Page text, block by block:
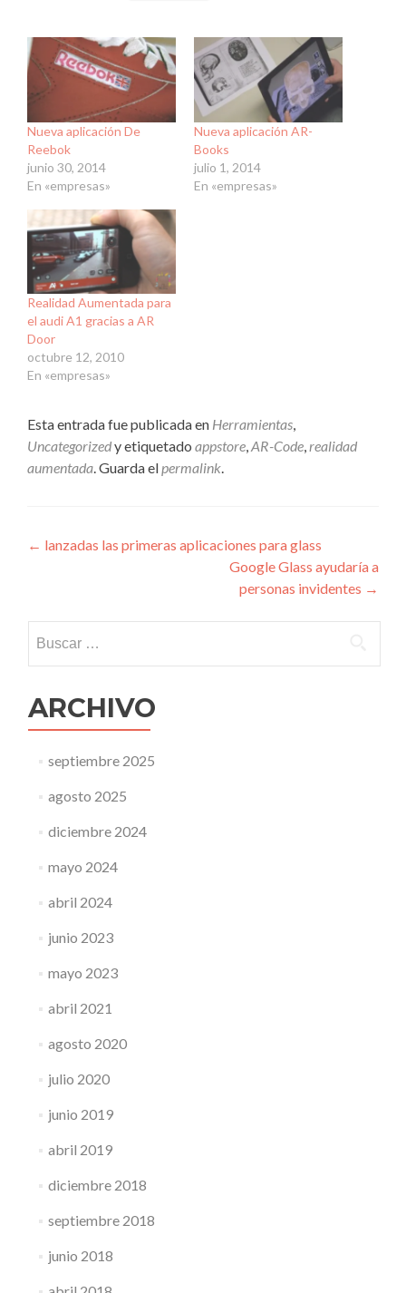
Nueva aplicación De
Reebok
junio 30, 2014
En «empresas»
Nueva aplicación AR-
Books
julio 1, 2014
En «empresas»
Realidad Aumentada para
el audi A1 gracias a AR
Door
octubre 12, 2010
En «empresas»
Esta entrada fue publicada en Herramientas,
Uncategorizedy etiquetado appstore,AR-Code,realidad
aumentada. Guarda elpermalink.
Navegación
entradas
← lanzadas las primeras aplicaciones para glass
Google Glass ayudaría a
personas invidentes →
ARCHIVO
septiembre 2025
agosto 2025
diciembre 2024
mayo 2024
abril 2024
junio 2023
mayo 2023
abril 2021
agosto 2020
julio 2020
junio 2019
abril 2019
diciembre 2018
septiembre 2018
junio 2018